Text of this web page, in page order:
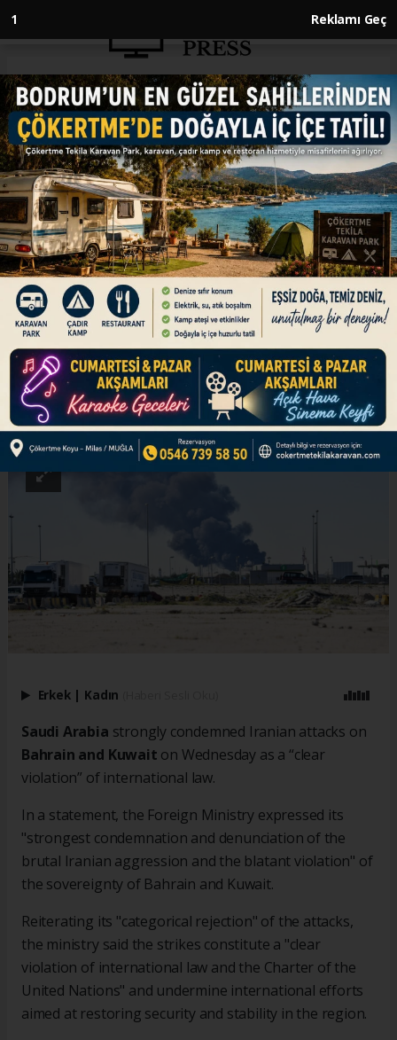
Anasayfa ENGLISH
Saudi Arabia strongly
condemns Iranian attacks on
Bahrain, Kuwait
ENGLISH
03.06.2026 - 15:12, Güncelleme: 03.06.2026 - 15:12
Riyadh says Iranian attacks undermine
international efforts aimed at restoring
security and stability in region
ABONE OL
Erkek | Kadın
Saudi Arabia strongly condemned Iranian attacks on
Bahrain and Kuwait on Wednesday as a “clear
violation” of international law.
In a statement, the Foreign Ministry expressed its
"strongest condemnation and denunciation of the
brutal Iranian aggression and the blatant violation" of
the sovereignty of Bahrain and Kuwait.
Reiterating its "categorical rejection" of the attacks,
the ministry said the strikes constitute a "clear
violation of international law and the Charter of the
United Nations" and undermine international efforts
aimed at restoring security and stability in the region.